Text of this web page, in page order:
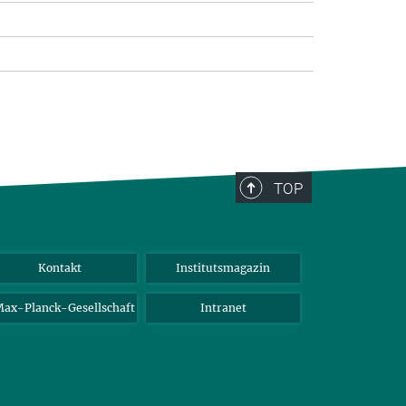
TOP
Kontakt Institutsmagazin
Planck-Gesellschaft Intranet